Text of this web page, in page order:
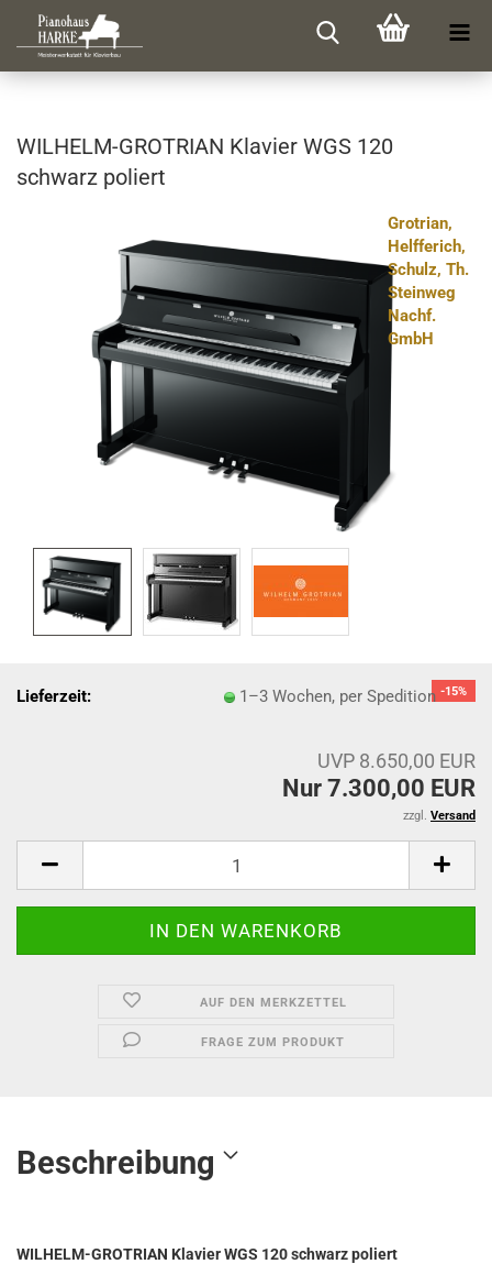
WILHELM-​GROTRIAN Kla­vier WGS 120
schwarz po­liert
Grotrian,
Helfferich,
Schulz, Th.
Steinweg
Nachf.
GmbH
-15%
Lieferzeit: 1–3 Wochen, per Spedition
UVP 8.650,00 EUR
Nur 7.300,00 EUR
zzgl. Versand
AUF DEN MERKZETTEL
FRAGE ZUM PRODUKT
Beschreibung
WILHELM-GROTRIAN Klavier WGS 120 schwarz poliert